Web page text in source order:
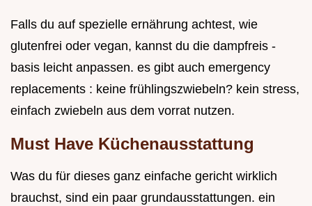
Falls du auf spezielle ernährung achtest, wie
glutenfrei oder vegan, kannst du die dampfreis -
basis leicht anpassen. es gibt auch emergency
replacements : keine frühlingszwiebeln? kein stress,
einfach zwiebeln aus dem vorrat nutzen.
Must Have Küchenausstattung
Was du für dieses ganz einfache gericht wirklich
brauchst, sind ein paar grundausstattungen. ein